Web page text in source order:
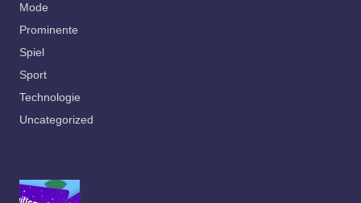
Mode
Prominente
Spiel
Sport
Technologie
Uncategorized